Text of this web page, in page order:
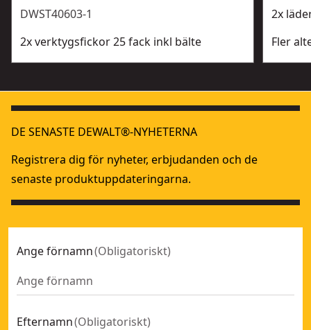
DWST40603-1
2x verktygsfickor 25 fack inkl bälte
2x
Fler
DE SENASTE DEWALT®-NYHETERNA
Registrera dig för nyheter, erbjudanden och de
senaste produktuppdateringarna.
Ange förnamn(Obligatoriskt)
Efternamn(Obligatoriskt)